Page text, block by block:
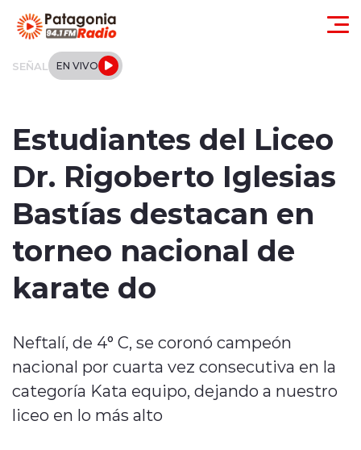
SEÑAL EN VIVO
Internacional
Entrevistas
Quienes Somos
Estudiantes del Liceo
Dr. Rigoberto Iglesias
Bastías destacan en
torneo nacional de
karate do
Neftalí, de 4° C, se coronó campeón
nacional por cuarta vez consecutiva en la
categoría Kata equipo, dejando a nuestro
liceo en lo más alto